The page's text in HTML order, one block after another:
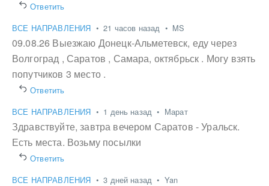
Ответить
ВСЕ НАПРАВЛЕНИЯ • 21 часов назад • MS
09.08.26 Выезжаю Донецк-Альметевск, еду через
Волгоград , Саратов , Самара, октябрьск . Могу взять
попутчиков 3 место .
Ответить
ВСЕ НАПРАВЛЕНИЯ • 1 день назад • Марат
Здравствуйте, завтра вечером Саратов - Уральск.
Есть места. Возьму посылки
Ответить
ВСЕ НАПРАВЛЕНИЯ • 3 дней назад • Yan